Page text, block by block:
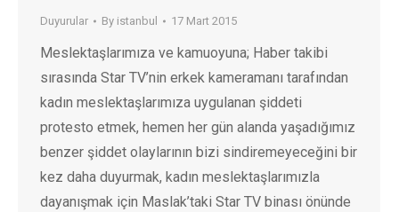
Duyurular By istanbul 17 Mart 2015
Meslektaşlarımıza ve kamuoyuna; Haber takibi
sırasında Star TV’nin erkek kameramanı tarafından
kadın meslektaşlarımıza uygulanan şiddeti
protesto etmek, hemen her gün alanda yaşadığımız
benzer şiddet olaylarının bizi sindiremeyeceğini bir
kez daha duyurmak, kadın meslektaşlarımızla
dayanışmak için Maslak’taki Star TV binası önünde